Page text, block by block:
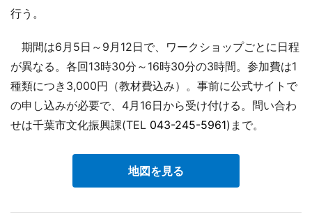
行う。
期間は6月5日～9月12日で、ワークショップごとに日程
が異なる。各回13時30分～16時30分の3時間。参加費は1
種類につき3,000円（教材費込み）。事前に公式サイトで
の申し込みが必要で、4月16日から受け付ける。問い合わ
せは千葉市文化振興課(TEL 043-245-5961)まで。
地図を見る